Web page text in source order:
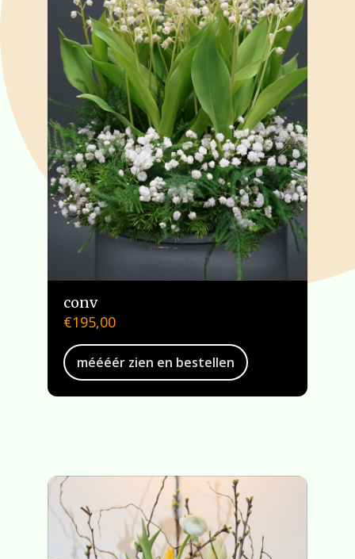
conv
€195,00
méééér zien en bestellen